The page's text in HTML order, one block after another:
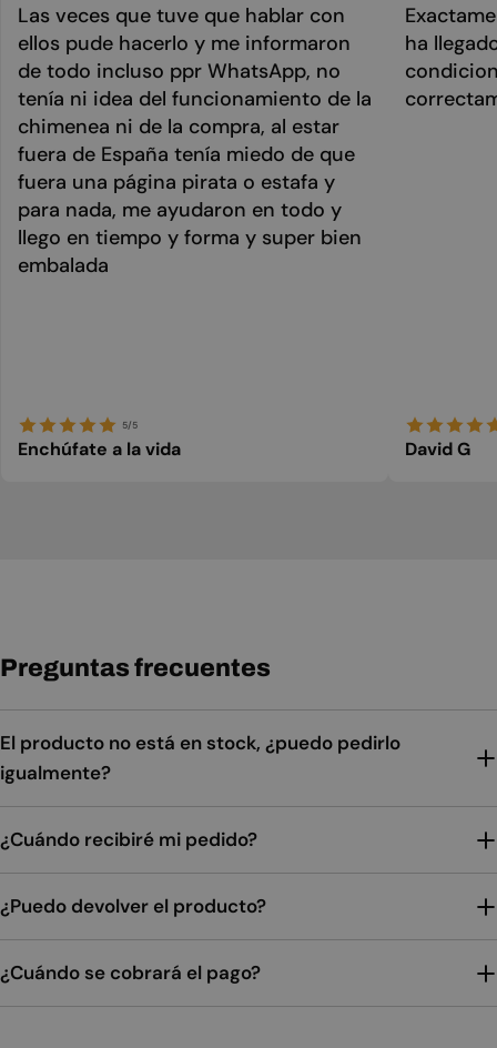
Las veces que tuve que hablar con
ellos pude hacerlo y me informaron
de todo incluso ppr WhatsApp, no
tenía ni idea del funcionamiento de la
chimenea ni de la compra, al estar
fuera de España tenía miedo de que
fuera una página pirata o estafa y
para nada, me ayudaron en todo y
llego en tiempo y forma y super bien
embalada
5/5
Enchúfate a la vida
ha
David G
Preguntas frecuentes
El producto no está en stock, ¿puedo pedirlo
igualmente?
¿Cuándo recibiré mi pedido?
¿Puedo devolver el producto?
¿Cuándo se cobrará el pago?